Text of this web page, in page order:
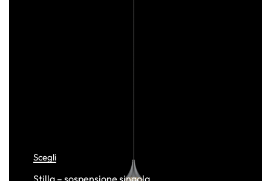
Scegli
Stilla – sospensione singola